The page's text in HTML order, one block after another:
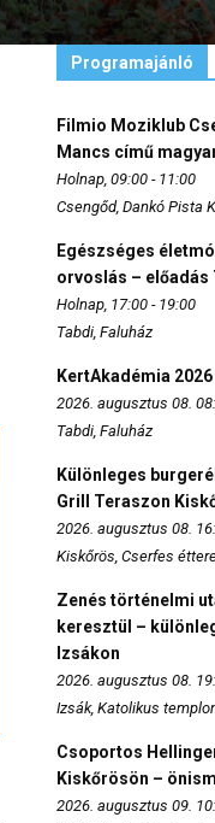
Programajánló
Filmio Moziklub
Mancs című
Holnap, 09:00 - 11:00
Csengőd, Dankó Pista
Egészséges
orvoslás – előadás
Holnap, 17:00 - 19:00
Tabdi, Faluház
KertAkadémia 2026
2026. augusztus 08.
Tabdi, Faluház
Különleges
Grill Teraszon
2026. augusztus 08.
Kiskőrös, Cserfes
Zenés történelmi
keresztül –
Izsákon
2026. augusztus 08.
Izsák, Katolikus
Csoportos
Kiskőrösön –
2026. augusztus 09.